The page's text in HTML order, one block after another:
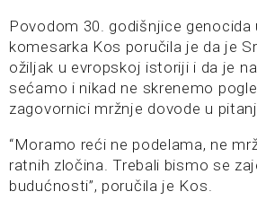
Povodom 30. godišnjice genocida
komesarka Kos poručila je da je
ožiljak u evropskoj istoriji i da je
sećamo i nikad ne skrenemo
zagovornici mržnje dovode u
“Moramo reći ne podelama, ne
ratnih zločina. Trebali bismo se
budućnosti”, poručila je Kos.